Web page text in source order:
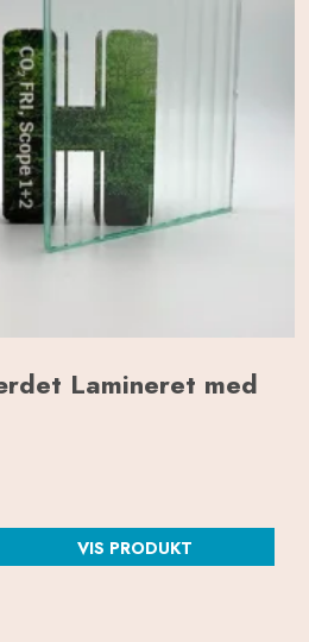
Lamineret med
VIS PRODUKT